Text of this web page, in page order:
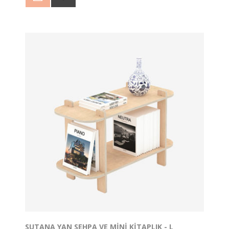
aksesuarlarını ve dizüstü bilgisayarınızı bu rafa
Böylece masanızda daha fazla alan kazanırken,
çalışma ortamınızı daha düzenli tutabilirsiniz.
Hem estetik hem de fonksiyonel olan Shira Monitör
Standı ile daha verimli bir çalışma deneyimi yaşayın!
Boyutlar: 57*19*11cm
SUTANA YAN SEHPA VE MINI KITAPLIK - L